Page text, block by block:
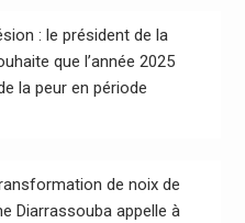
: le président de la
que l’année 2025
la peur en période
de noix de
Diarrassouba appelle à